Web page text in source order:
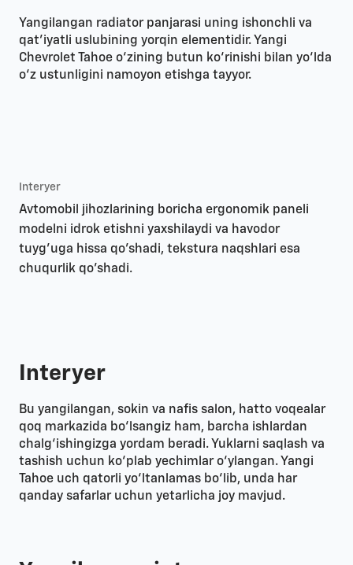
Yangilangan radiator panjarasi uning ishonchli va
qat’iyatli uslubining yorqin elementidir. Yangi
Chevrolet Tahoe o‘zining butun ko‘rinishi bilan yo‘lda
o‘z ustunligini namoyon etishga tayyor.
Interyer
Avtomobil jihozlarining boricha ergonomik paneli
modelni idrok etishni yaxshilaydi va havodor
tuyg'uga hissa qo'shadi, tekstura naqshlari esa
chuqurlik qo'shadi.
Interyer
Bu yangilangan, sokin va nafis salon, hatto voqealar
qoq markazida bo‘lsangiz ham, barcha ishlardan
chalg‘ishingizga yordam beradi. Yuklarni saqlash va
tashish uchun ko‘plab yechimlar o‘ylangan. Yangi
Tahoe uch qatorli yo‘ltanlamas bo‘lib, unda har
qanday safarlar uchun yetarlicha joy mavjud.